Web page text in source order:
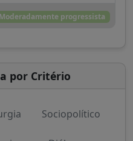
Moderadamente progressista
por Critério
Sociopolítico